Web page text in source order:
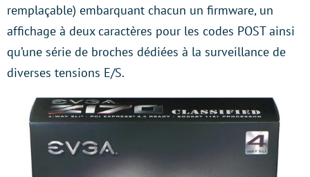
remplaçable) embarquant chacun un firmware, un
affichage à deux caractères pour les codes POST ainsi
qu’une série de broches dédiées à la surveillance de
diverses tensions E/S.